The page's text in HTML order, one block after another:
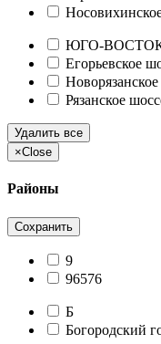
ЮГО-
Егорьевское
Рязанское
Удалить все
×Close
Районы
Сохранить
9
96576
Б
Богородский